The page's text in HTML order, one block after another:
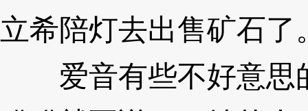
立希陪灯去出售矿石了
爱音有些不好意思